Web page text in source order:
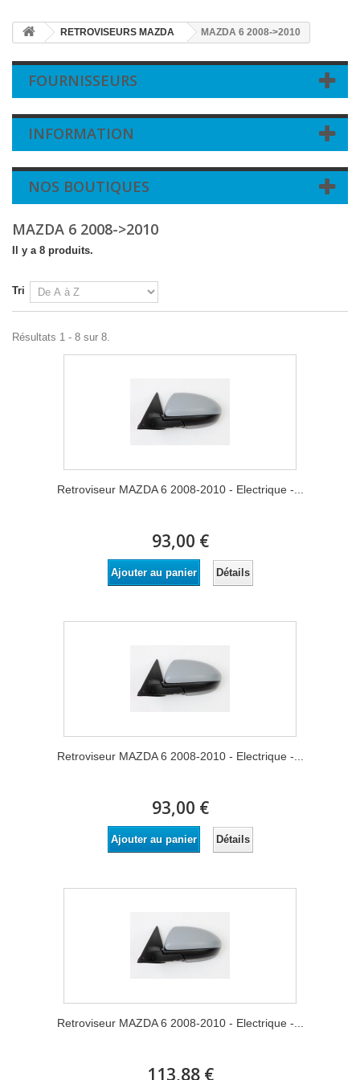
RETROVISEURS MAZDA MAZDA 6 2008->2010
FOURNISSEURS
INFORMATION
NOS BOUTIQUES
MAZDA 6 2008->2010
Il y a 8 produits.
Tri
Résultats 1 - 8 sur 8.
Retroviseur MAZDA 6 2008-2010 - Electrique -...
93,00 €
Ajouter au panier Détails
Retroviseur MAZDA 6 2008-2010 - Electrique -...
93,00 €
Ajouter au panier Détails
Retroviseur MAZDA 6 2008-2010 - Electrique -...
113,88 €